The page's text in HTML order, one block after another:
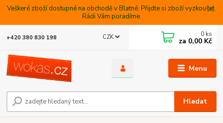
Veškeré zboží dostupné na obchodě v Blatné. Přijdte si zboží vyzkoušet.
Rádi Vám poradíme.
Menu
CZK
Hledat
+420 380 830 198 0 ks
za 0,00 Kč